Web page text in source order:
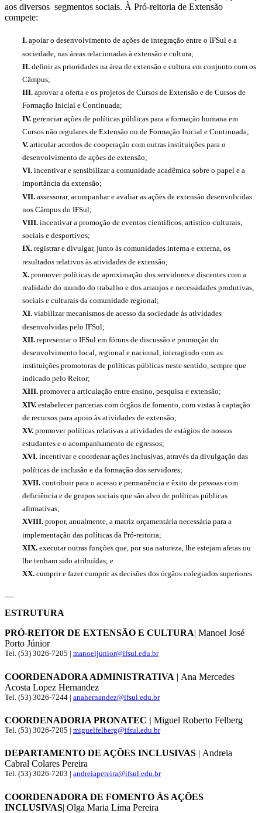
aos diversos segmentos sociais. À Pró-reitoria de Extensão
compete:
I. apoiar o desenvolvimento de ações de integração entre o IFSul e a
sociedade, nas áreas relacionadas à extensão e cultura;
II. definir as prioridades na área de extensão e cultura em conjunto com os
Câmpus;
III. aprovar a oferta e os projetos de Cursos de Extensão e de Cursos de
Formação Inicial e Continuada;
IV. gerenciar ações de políticas públicas para a formação humana em
Cursos não regulares de Extensão ou de Formação Inicial e Continuada;
V. articular acordos de cooperação com outras instituições para o
desenvolvimento de ações de extensão;
VI. incentivar e sensibilizar a comunidade acadêmica sobre o papel e a
importância da extensão;
VII. assessorar, acompanhar e avaliar as ações de extensão desenvolvidas
nos Câmpus do IFSul;
VIII. incentivar a promoção de eventos científicos, artístico-culturais,
sociais e desportivos;
IX. registrar e divulgar, junto às comunidades interna e externa, os
resultados relativos às atividades de extensão;
X. promover políticas de aproximação dos servidores e discentes com a
realidade do mundo do trabalho e dos arranjos e necessidades produtivas,
sociais e culturais da comunidade regional;
XI. viabilizar mecanismos de acesso da sociedade às atividades
desenvolvidas pelo IFSul;
XII. representar o IFSul em fóruns de discussão e promoção do
desenvolvimento local, regional e nacional, interagindo com as
instituições promotoras de políticas públicas neste sentido, sempre que
indicado pelo Reitor;
XIII. promover a articulação entre ensino, pesquisa e extensão;
XIV. estabelecer parcerias com órgãos de fomento, com vistas à captação
de recursos para apoio às atividades de extensão;
XV. promover políticas relativas a atividades de estágios de nossos
estudantes e o acompanhamento de egressos;
XVI. incentivar e coordenar ações inclusivas, através da divulgação das
políticas de inclusão e da formação dos servidores;
XVII. contribuir para o acesso e permanência e êxito de pessoas com
deficiência e de grupos sociais que são alvo de políticas públicas
afirmativas;
XVIII. propor, anualmente, a matriz orçamentária necessária para a
implementação das políticas da Pró-reitoria;
XIX. executar outras funções que, por sua natureza, lhe estejam afetas ou
lhe tenham sido atribuídas; e
XX. cumprir e fazer cumprir as decisões dos órgãos colegiados superiores.
ESTRUTURA
PRÓ-REITOR DE EXTENSÃO E CULTURA| Manoel José
Porto Júnior
Tel. (53) 3026-7205 | manoeljunior@ifsul.edu.br
COORDENADORA ADMINISTRATIVA | Ana Mercedes
Acosta Lopez Hernandez
Tel. (53) 3026-7244 | anahernandez@ifsul.edu.br
COORDENADORIA PRONATEC | Miguel Roberto Felberg
Tel. (53) 3026-7205 | miguelfelberg@ifsul.edu.br
DEPARTAMENTO DE AÇÕES INCLUSIVAS | Andreia
Cabral Colares Pereira
Tel. (53) 3026-7203 | andreiapereira@ifsul.edu.br
COORDENADORA DE FOMENTO ÀS AÇÕES
INCLUSIVAS| Olga Maria Lima Pereira